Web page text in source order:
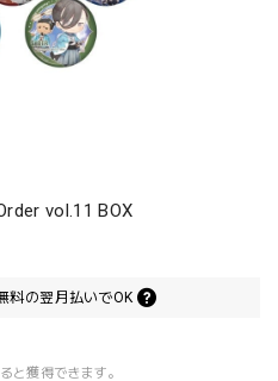
vol.11 BOX
料の翌月払いでOK
と獲得できます。